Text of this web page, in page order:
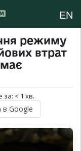
EN
режиму
втрат
за: < 1 хв.
в Google